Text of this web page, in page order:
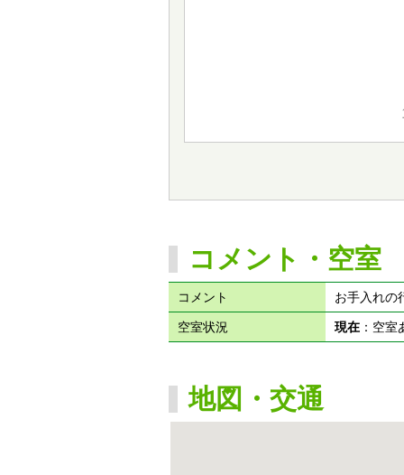
コメント・空室
コメント お手入れの
空室状況 現在：空
地図・交通